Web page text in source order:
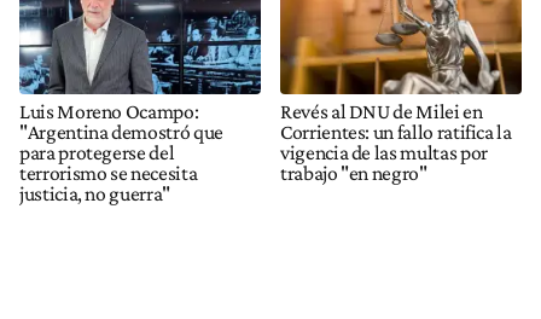
Luis Moreno Ocampo:
"Argentina demostró que
para protegerse del
terrorismo se necesita
justicia, no guerra"
Revés al DNU de Milei en
Corrientes: un fallo ratifica la
vigencia de las multas por
trabajo "en negro"